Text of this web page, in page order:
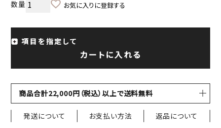
お気に入りに登録する
項目を指定して
カートに入れる
商品合計22,000円（税込）以上で送料無料
発送について お支払い方法 返品について